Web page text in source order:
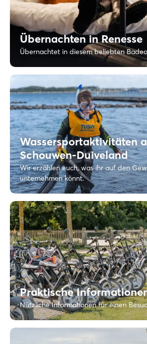
Übernachten in Renesse
Übernachtet in diesem beliebten
Wassersportaktivitäten
Schouwen-Duiveland
Wir erzählen euch, was ihr auf den
unternehmen könnt.
Praktische
Nützliche Informationen für einen